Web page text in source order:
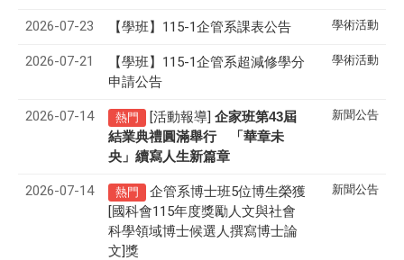
2026-07-23 【學班】115-1企管系課表公告 學術活動
2026-07-21
【學班】115-1企管系超減修學分
申請公告
學術活動
2026-07-14 熱門 [活動報導] 企家班第43屆
結業典禮圓滿舉行 「華章未
央」續寫人生新篇章
新聞公告
2026-07-14 熱門
企管系博士班5位博生榮獲
[國科會115年度獎勵人文與社會
科學領域博士候選人撰寫博士論
文]獎
新聞公告